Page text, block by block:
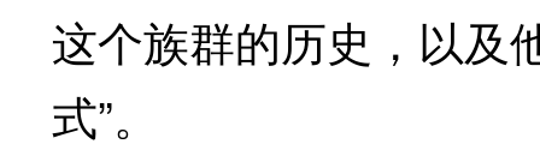
这个族群的历史，以及
式”。